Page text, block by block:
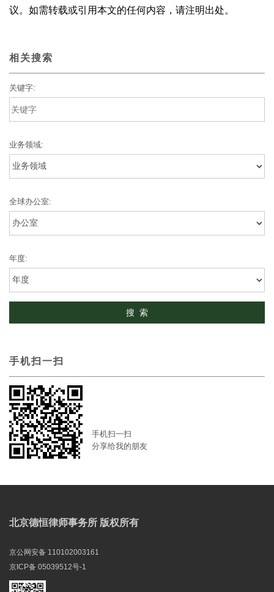
议。如需转载或引用本文的任何内容，请注明出处。
相关搜索
关键字:
业务领域:
全球办公室:
年度:
手机扫一扫
手机扫一扫
分享给我的朋友
北京德恒律师事务所 版权所有
京公网安备 110102003161
京ICP备 05039512号-1